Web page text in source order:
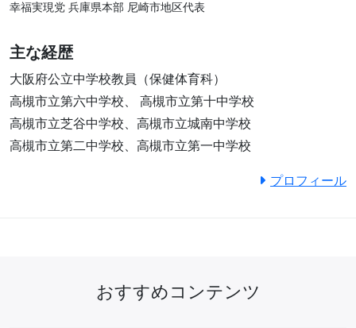
幸福実現党 兵庫県本部 尼崎市地区代表
主な経歴
大阪府公立中学校教員（保健体育科）
高槻市立第六中学校、 高槻市立第十中学校
高槻市立芝谷中学校、高槻市立城南中学校
高槻市立第二中学校、高槻市立第一中学校
プロフィール
おすすめコンテンツ